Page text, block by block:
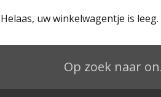
Helaas, uw winkelwagentje is leeg.
Op zoek naar